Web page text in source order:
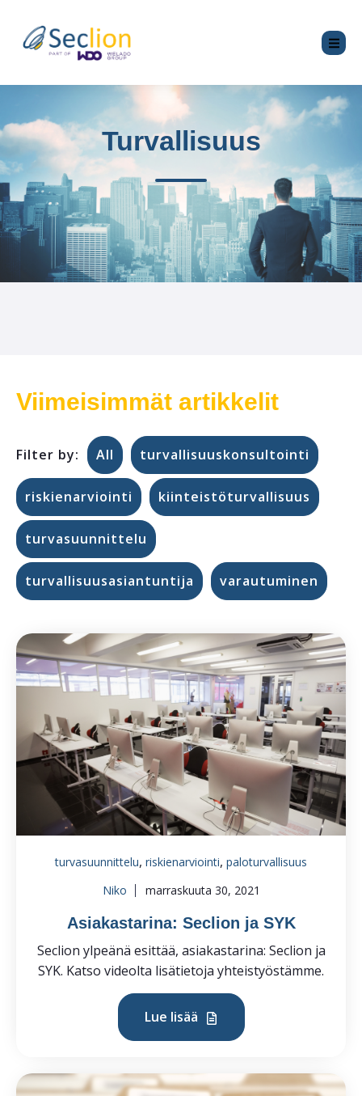
Turvallisuus
Viimeisimmät artikkelit
Filter by: All turvallisuuskonsultointi
riskienarviointi kiinteistöturvallisuus
turvasuunnittelu
turvallisuusasiantuntija varautuminen
turvasuunnittelu, riskienarviointi, paloturvallisuus
Niko
marraskuuta 30, 2021
Asiakastarina: Seclion ja SYK
Seclion ylpeänä esittää, asiakastarina: Seclion ja
SYK. Katso videolta lisätietoja yhteistyöstämme.
Lue lisää